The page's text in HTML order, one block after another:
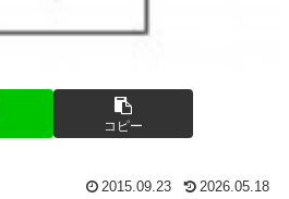
コピー
2015.09.23 2026.05.18